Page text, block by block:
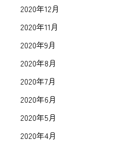
2020年12月
2020年11月
2020年9月
2020年8月
2020年7月
2020年6月
2020年5月
2020年4月